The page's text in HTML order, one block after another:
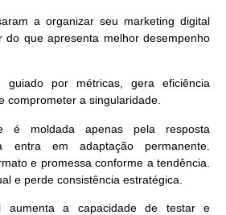
a organizar seu marketing digital
do que apresenta melhor desempenho
guiado por métricas, gera eficiência
comprometer a singularidade.
é moldada apenas pela resposta
entra em adaptação permanente.
e promessa conforme a tendência.
e perde consistência estratégica.
aumenta a capacidade de testar e